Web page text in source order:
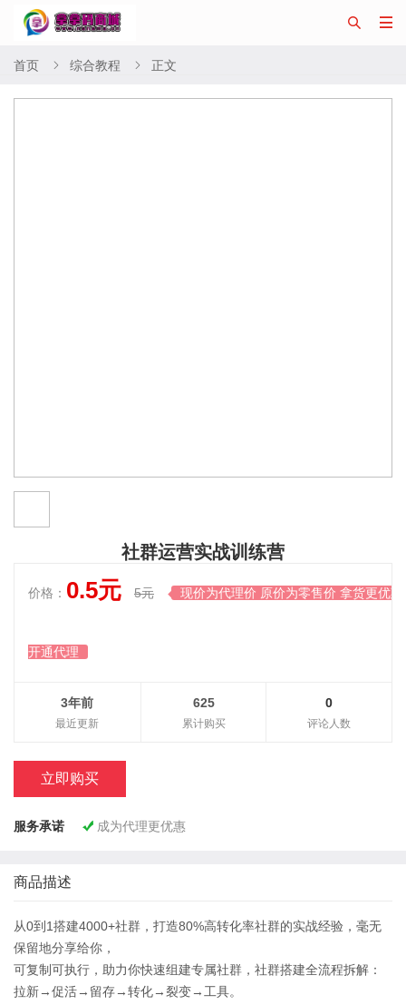


首页  综合教程  正文
社群运营实战训练营
价格： 0.5元 5元  现价为代理价 原价为零售价 拿货更优惠
开通代理
0
评论人数
625
累计购买
3年前
最近更新
立即购买
服务承诺  成为代理更优惠
商品描述
从0到1搭建4000+社群，打造80%高转化率社群的实战经验，毫无
保留地分享给你，
可复制可执行，助力你快速组建专属社群，社群搭建全流程拆解：
拉新→促活→留存→转化→裂变→工具。